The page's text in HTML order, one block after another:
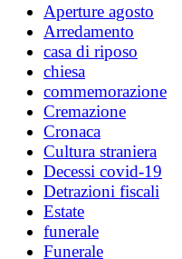
Aperture agosto
Arredamento
casa di riposo
chiesa
commemorazione
Cremazione
Cronaca
Cultura straniera
Decessi covid-19
Detrazioni fiscali
Estate
funerale
Funerale